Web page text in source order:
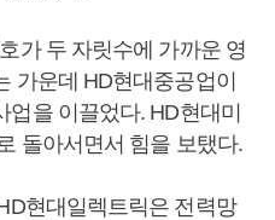
가 두 자릿수에 가까운 영
가운데 HD현대중공업이
을 이끌었다. HD현대미
돌아서면서 힘을 보탰다.
현대일렉트릭은 전력망